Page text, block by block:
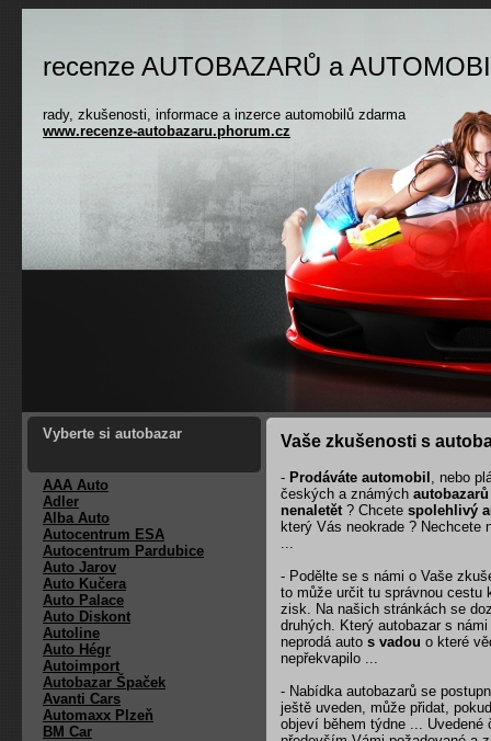
recenze AUTOBAZARŮ a
rady, zkušenosti, informace a inzerce automobilů zdarma
www.recenze-autobazaru.phorum.cz
Vyberte si autobazar Vaše zkušenosti s
- Prodáváte automobil , nebo
českých a známých autobazarů
nenaletět ? Chcete spolehlivý
který Vás neokrade ?
...
- Podělte se s námi o Vaše
to může určit tu správnou cestu
zisk. Na našich stránkách se
druhých. Který autobazar s
neprodá auto s vadou o které
nepřekvapilo ...
- Nabídka autobazarů se
ještě uveden, může přidat,
objeví během týdne ... Uvedené
AAA Auto
Adler
Alba Auto
Autocentrum ESA
Autocentrum Pardubice
Auto Jarov
Auto Kučera
Auto Palace
Auto Diskont
Autoline
Auto Hégr
Autoimport
Autobazar Špaček
Avanti Cars
Automaxx Plzeň
BM Car